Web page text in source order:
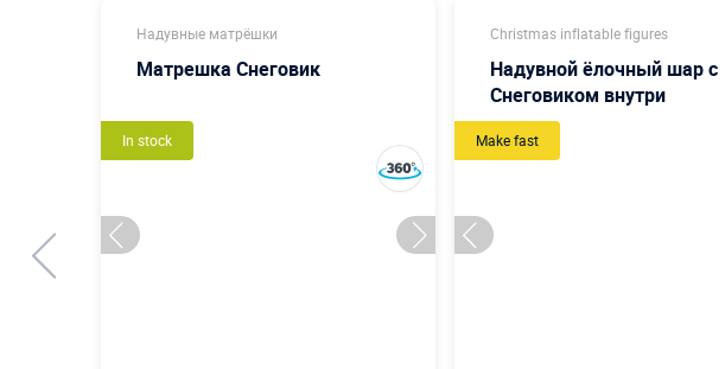
Надувные матрёшки
Матрешка Снеговик
In stock
Christmas inflatable figures
Надувной ёлочный шар с
Снеговиком внутри
Make fast